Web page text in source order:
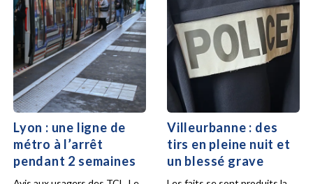
Lyon : une ligne de
métro à l’arrêt
pendant 2 semaines
Villeurbanne : des
tirs en pleine nuit et
un blessé grave